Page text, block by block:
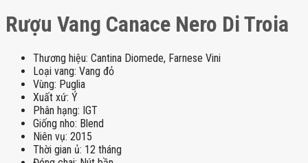
Rượu Vang Canace Nero Di Troia
Thương hiệu: Cantina Diomede, Farnese Vini
Loại vang: Vang đỏ
Vùng: Puglia
Xuất xứ: Ý
Phân hạng: IGT
Giống nho: Blend
Niên vụ: 2015
Thời gian ủ: 12 tháng